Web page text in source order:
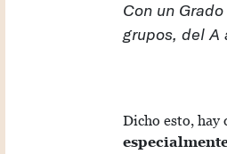
Con un
grupos, del A
Dicho esto, hay